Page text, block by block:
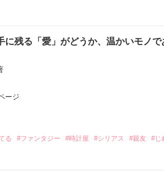
に残る「愛」がどうか、温かいモノで
ージ
る #ファンタジー #時計屋 #シリアス #親友 #じ